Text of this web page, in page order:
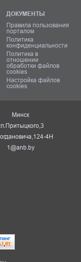
ДОКУМЕНТЫ
Правила пользования
порталом
Политика
конфиденциальности
Политика в
отношении
обработки файлов
cookies
Настройка файлов
cookies
Минск
4Н
1@anb.by